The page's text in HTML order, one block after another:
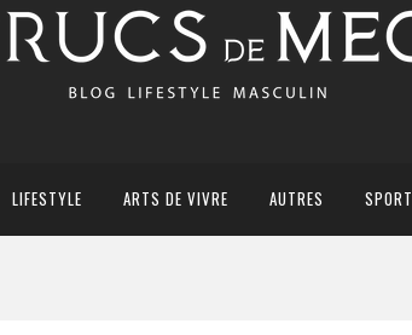
LIFESTYLE ARTS DE VIVRE AUTRES SPORT